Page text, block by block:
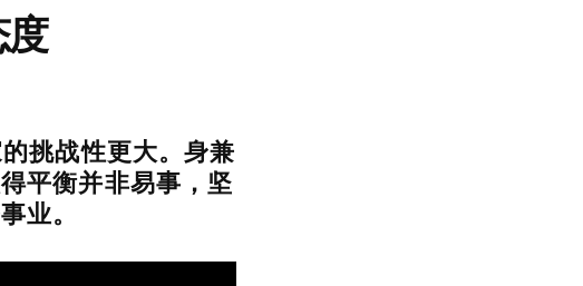
挑战性更大。身兼
平衡并非易事，坚
业。